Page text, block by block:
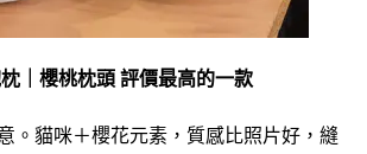
｜櫻桃枕頭 評價最高的一款
。貓咪＋櫻花元素，質感比照片好，縫